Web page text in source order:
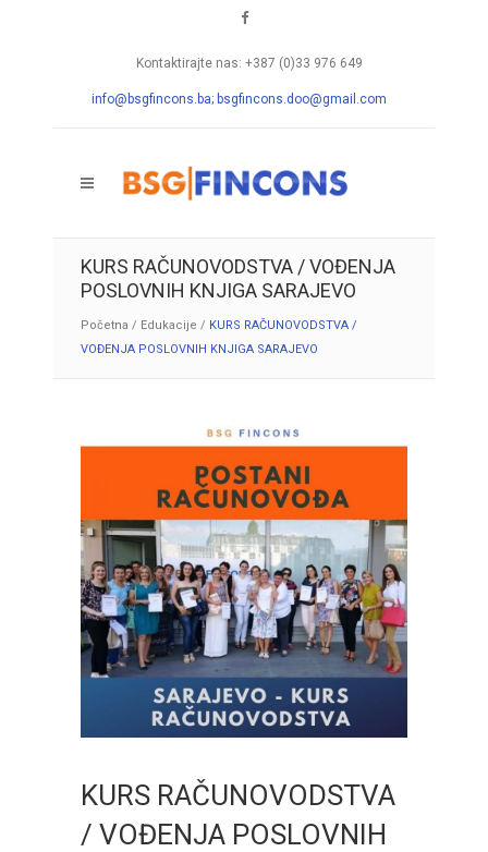
Kontaktirajte nas: +387 (0)33 976 649
info@bsgfincons.ba; bsgfincons.doo@gmail.com
KURS RAČUNOVODSTVA / VOĐENJA
POSLOVNIH KNJIGA SARAJEVO
Početna / Edukacije / KURS RAČUNOVODSTVA /
VOĐENJA POSLOVNIH KNJIGA SARAJEVO
KURS RAČUNOVODSTVA
/ VOĐENJA POSLOVNIH